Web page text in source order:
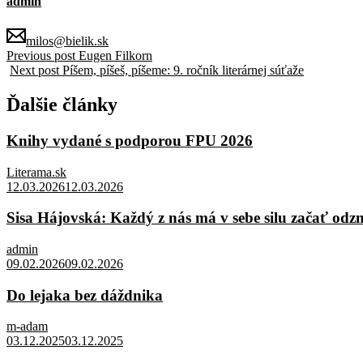
milos@bielik.sk
Previous post Eugen Filkorn
Next post Píšem, píšeš, píšeme: 9. ročník literárnej súťaže
Ďalšie články
Knihy vydané s podporou FPU 2026
Literama.sk
12.03.202612.03.2026
Sisa Hájovská: Každý z nás má v sebe silu začať
admin
09.02.202609.02.2026
Do lejaka bez dáždnika
m-adam
03.12.202503.12.2025